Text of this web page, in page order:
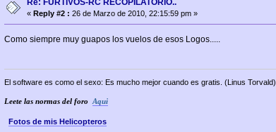
«Reply #2 : 26 de Marzo de 2010, 22:15:59 pm »
Como siempre muy guapos los vuelos de esos Logos.....
El software es como el sexo: Es mucho mejor cuando es gratis. (Linus Torvald)
Leete las normas del foro Aqui
Fotos de mis Helicopteros